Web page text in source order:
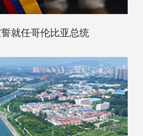
就任哥伦比亚总统